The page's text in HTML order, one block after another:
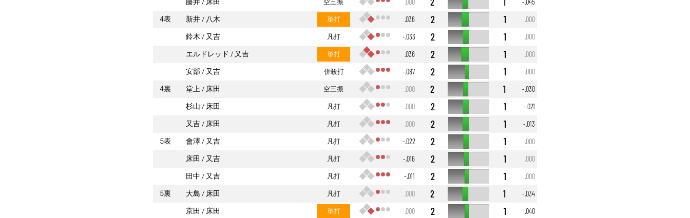
藤井 床田 空三振 .000 -.045
4表 新井 八木 単打 .036 2 1 .000
鈴木 又吉 凡打 -.033 2 1 .000
エルドレッド 又吉 単打 .036 2 1 .000
安部 又吉 併殺打 -.087 2 1 .000
4裏 堂上 床田 空三振 .000 2 1 -.030
杉山 床田 凡打 .000 2 1 -.021
又吉 床田 凡打 .000 2 1 -.013
5表 會澤 又吉 凡打 -.022 2 1 .000
床田 又吉 凡打 -.016 2 1 .000
田中 又吉 凡打 -.011 2 1 .000
5裏 大島 床田 凡打 .000 2 1 -.034
京田 床田 単打 .000 2 1 .040